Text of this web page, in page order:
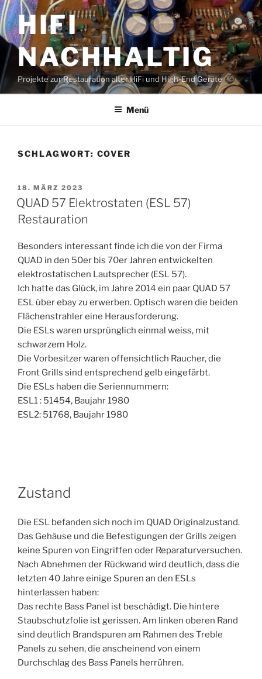
Zum
Inhalt
springenHIFI
NACHHALTIG
Projekte zur Restauration alter HiFi und High-End Geräte
Menü
SCHLAGWORT: COVER
VERÖFFENTLICHT
AM
18. MÄRZ 2023
QUAD 57 Elektrostaten (ESL 57)
Restauration
Besonders interessant finde ich die von der Firma
QUAD in den 50er bis 70er Jahren entwickelten
elektrostatischen Lautsprecher (ESL 57).
Ich hatte das Glück, im Jahre 2014 ein paar QUAD 57
ESL über ebay zu erwerben. Optisch waren die beiden
Flächenstrahler eine Herausforderung.
Die ESLs waren ursprünglich einmal weiss, mit
schwarzem Holz.
Die Vorbesitzer waren offensichtlich Raucher, die
Front Grills sind entsprechend gelb eingefärbt.
Die ESLs haben die Seriennummern:
ESL1 : 51454, Baujahr 1980
ESL2: 51768, Baujahr 1980
Zustand
Die ESL befanden sich noch im QUAD Originalzustand.
Das Gehäuse und die Befestigungen der Grills zeigen
keine Spuren von Eingriffen oder Reparaturversuchen.
Nach Abnehmen der Rückwand wird deutlich, dass die
letzten 40 Jahre einige Spuren an den ESLs
hinterlassen haben:
Das rechte Bass Panel ist beschädigt. Die hintere
Staubschutzfolie ist gerissen. Am linken oberen Rand
sind deutlich Brandspuren am Rahmen des Treble
Panels zu sehen, die anscheinend von einem
Durchschlag des Bass Panels herrühren.